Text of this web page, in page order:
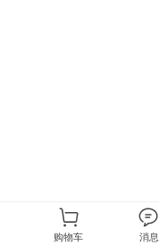
购物车 消息